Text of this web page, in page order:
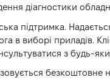
діагностики
підтримка.
в виборі приладів.
з будь-
безкоштовне